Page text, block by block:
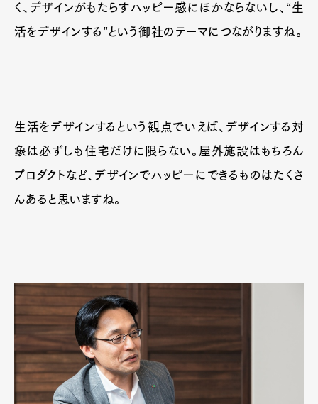
く、デザインがもたらすハッピー感にほかならないし、“生
活をデザインする”という御社のテーマにつながりますね。
生活をデザインするという観点でいえば、デザインする対
象は必ずしも住宅だけに限らない。屋外施設はもちろん
プロダクトなど、デザインでハッピーにできるものはたくさ
んあると思いますね。